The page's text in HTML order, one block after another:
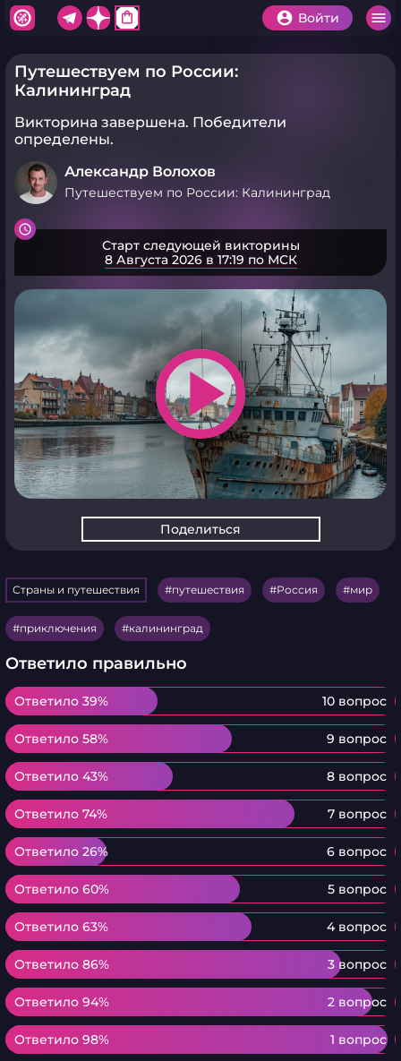
shopping_bag Войти
Путешествуем по России:
Калининград
Викторина завершена. Победители
определены.
Александр Волохов
Путешествуем по России: Калининград
Старт следующей викторины
8 Августа 2026 в 17:19 по МСК
play_arrow
Поделиться
Страны и путешествия путешествия Россия мир
приключения калининград
Ответило правильно
Ответило 39% 10 вопрос
Ответило 39%
Ответило 58% 9 вопрос
Ответило 58%
Ответило 43% 8 вопрос
Ответило 43%
Ответило 74% 7 вопрос
Ответило 74%
Ответило 26% 6 вопрос
Ответило 26%
Ответило 60% 5 вопрос
Ответило 60%
Ответило 63% 4 вопрос
Ответило 63%
Ответило 86% 3 вопрос
Ответило 86%
Ответило 94% 2 вопрос
Ответило 94%
Ответило 98% 1 вопрос
Ответило 98%